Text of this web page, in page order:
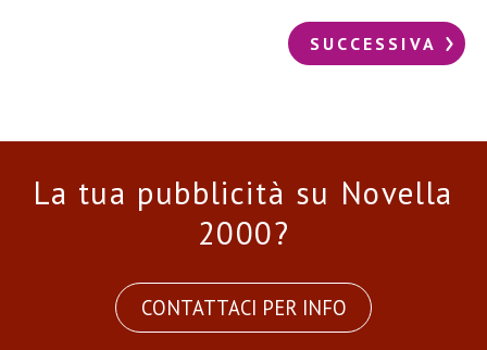
SUCCESSIVA
La tua pubblicità su Novella
2000?
CONTATTACI PER INFO